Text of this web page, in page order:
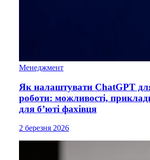
Менеджмент
Як налаштувати ChatGPT
роботи: можливості,
для б’юті фахівця
2 березня 2026